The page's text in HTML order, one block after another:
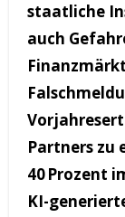
staatliche
auch
Partners zu
40 Prozent
KI-